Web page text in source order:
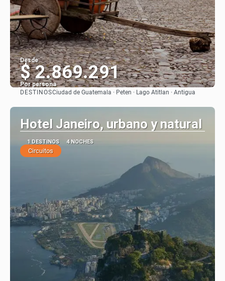
Desde
$ 2.869.291
Por persona
DESTINOSCiudad de Guatemala · Peten · Lago Atitlan · Antigua
Hotel Janeiro, urbano y natural
1 DESTINOS 4 NOCHES
Circuitos